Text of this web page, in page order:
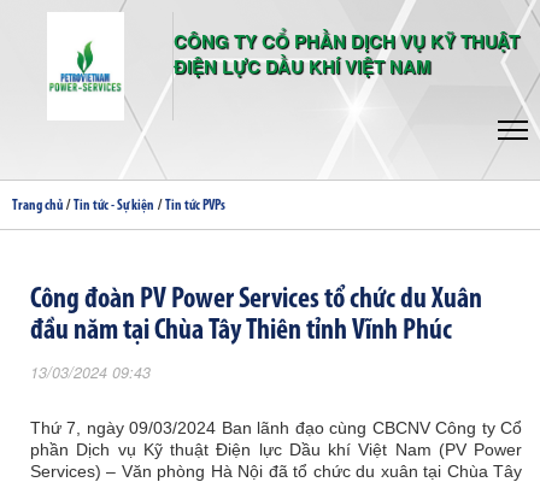
CÔNG TY CỔ PHẦN DỊCH VỤ KỸ THUẬT
ĐIỆN LỰC DẦU KHÍ VIỆT NAM
Trang chủ / Tin tức - Sự kiện /Tin tức PVPs
Công đoàn PV Power Services tổ chức du Xuân
đầu năm tại Chùa Tây Thiên tỉnh Vĩnh Phúc
13/03/2024 09:43
Thứ 7, ngày 09/03/2024 Ban lãnh đạo cùng CBCNV Công ty Cổ
phần Dịch vụ Kỹ thuật Điện lực Dầu khí Việt Nam (PV Power
Services) – Văn phòng Hà Nội đã tổ chức du xuân tại Chùa Tây